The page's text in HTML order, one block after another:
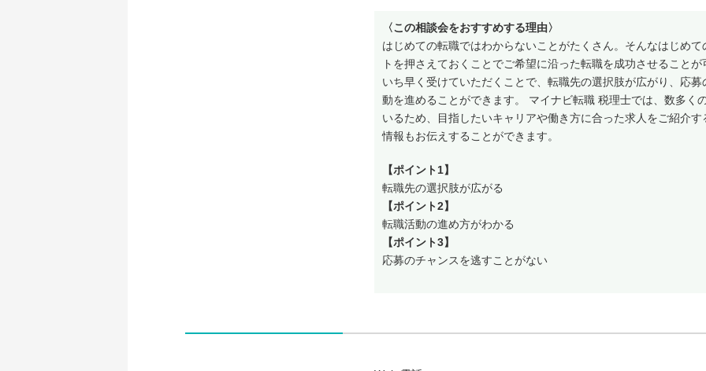
〈この相談会をおすすめする理由〉
はじめての転職ではわからないことがたくさん。そんなはじめ
トを押さえておくことでご希望に沿った転職を成功させること
いち早く受けていただくことで、転職先の選択肢が広がり、応
動を進めることができます。 マイナビ転職 税理士では、数多く
いるため、目指したいキャリアや働き方に合った求人をご紹介
情報もお伝えすることができます。
【ポイント1】
転職先の選択肢が広がる
【ポイント2】
転職活動の進め方がわかる
【ポイント3】
応募のチャンスを逃すことがない